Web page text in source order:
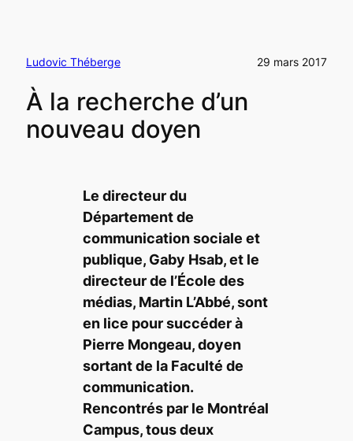
Ludovic Théberge 29 mars 2017
À la recherche d’un
nouveau doyen
Le directeur du
Département de
communication sociale et
publique, Gaby Hsab, et le
directeur de l’École des
médias, Martin L’Abbé, sont
en lice pour succéder à
Pierre Mongeau, doyen
sortant de la Faculté de
communication.
Rencontrés par le Montréal
Campus, tous deux